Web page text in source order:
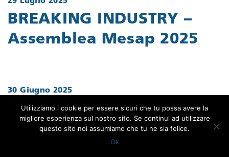
BREAKING INDUSTRY –
Assemblea Mesap 2025
30 Giugno 2025
BREAKING INDUSTRY –
speciale MESAP: la nuova
era della manifattura
Utilizziamo i cookie per essere sicuri che tu possa avere la
migliore esperienza sul nostro sito. Se continui ad utilizzare
questo sito noi assumiamo che tu ne sia felice.
Ok